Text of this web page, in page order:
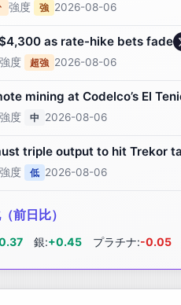
強度 強 2026-08-06
as rate-hike bets fade
強度 超強 2026-08-06
mining at Codelco’s El
強度 中 2026-08-06
triple output to hit Trekor
強度 低 2026-08-06
前日比）
銀:+0.45 プラチナ:-0.05